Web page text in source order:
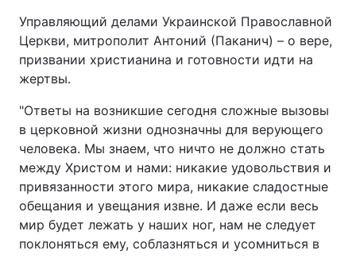
Головна Війна
Україна Політика
Економіка Світ
Спорт Наука
Техно і зв'язок Лайт
Управляющий делами Украинской Православной
Церкви, митрополит Антоний (Паканич) – о вере,
призвании христианина и готовности идти на
жертвы.
"Ответы на возникшие сегодня сложные вызовы
в церковной жизни однозначны для верующего
человека. Мы знаем, что ничто не должно стать
между Христом и нами: никакие удовольствия и
привязанности этого мира, никакие сладостные
обещания и увещания извне. И даже если весь
мир будет лежать у наших ног, нам не следует
поклоняться ему, соблазняться и усомниться в